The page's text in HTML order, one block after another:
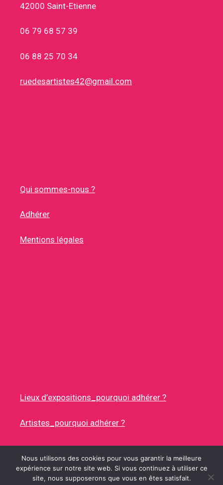
42000 Saint-Etienne
06 79 68 57 39
06 88 25 70 34
ruedesartistes42@gmail.com
Qui sommes-nous ?
Adhérer
Mentions légales
Lieux d’expositions_pourquoi adhérer ?
Artistes_pourquoi adhérer ?
© 2026 RUES DES ARTISTES• CONSTRUIT AVEC
Nous utilisons des cookies pour vous garantir la meilleure
expérience sur notre site web. Si vous continuez à utiliser ce
site, nous supposerons que vous en êtes satisfait.